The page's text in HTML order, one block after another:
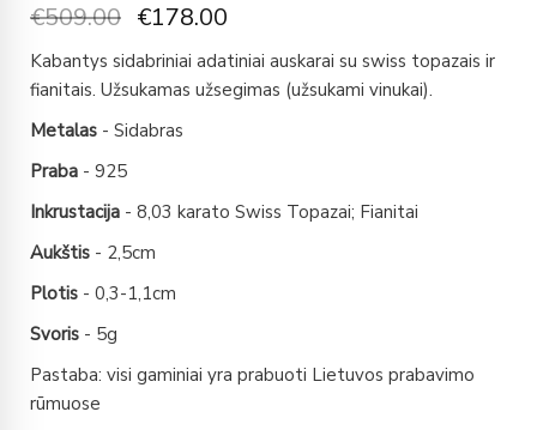
€509.00 €178.00
Kabantys sidabriniai adatiniai auskarai su swiss topazais ir
fianitais. Užsukamas užsegimas (užsukami vinukai).
Metalas - Sidabras
Praba - 925
Inkrustacija - 8,03 karato Swiss Topazai; Fianitai
Aukštis - 2,5cm
Plotis - 0,3-1,1cm
Svoris - 5g
Pastaba: visi gaminiai yra prabuoti Lietuvos prabavimo
rūmuose